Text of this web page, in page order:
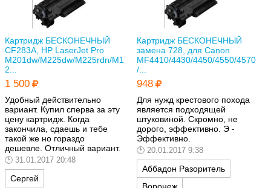
Картридж БЕСКОНЕЧНЫЙ
CF283A, HP LaserJet Pro
M201dw/M225dw/M225rdn/M1
2...
1 500
Удобный действительно
вариант. Купил сперва за эту
цену картридж. Когда
закончила, сдаешь и тебе
такой же но гораздо
дешевле. Отличный вариант.
31.01.2017 20:48
Сергей
Картридж БЕСКОНЕЧНЫЙ
замена 728, для Canon
MF4410/4430/4450/4550/4570
/...
948
Для нужд крестового похода
является подходящей
штуковиной. Скромно, не
дорого, эффективно. Э -
Эффективно.
20.01.2017 9:38
Аббадон Разоритель
Воронеж